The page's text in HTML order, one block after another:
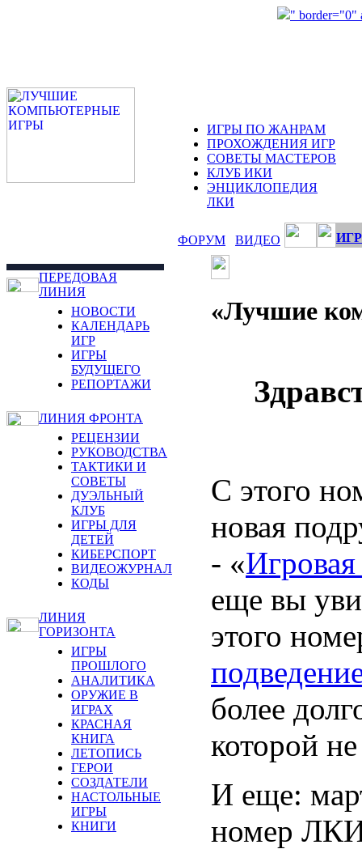
" border="0"
ИГРЫ ПО ЖАНРАМ
ПРОХОЖДЕНИЯ ИГР
СОВЕТЫ МАСТЕРОВ
КЛУБ ИКИ
ЭНЦИКЛОПЕДИЯ
ЛКИ
ФОРУМ ВИДЕО
ПЕРЕДОВАЯ
ЛИНИЯ
НОВОСТИ
КАЛЕНДАРЬ
ИГР
ИГРЫ
БУДУЩЕГО
РЕПОРТАЖИ
ЛИНИЯ ФРОНТА
РЕЦЕНЗИИ
РУКОВОДСТВА
ТАКТИКИ И
СОВЕТЫ
ДУЭЛЬНЫЙ
КЛУБ
ИГРЫ ДЛЯ
ДЕТЕЙ
КИБЕРСПОРТ
ВИДЕОЖУРНАЛ
КОДЫ
ЛИНИЯ
ГОРИЗОНТА
ИГРЫ
ПРОШЛОГО
АНАЛИТИКА
ОРУЖИЕ В
ИГРАХ
КРАСНАЯ
КНИГА
ЛЕТОПИСЬ
ГЕРОИ
СОЗДАТЕЛИ
НАСТОЛЬНЫЕ
ИГРЫ
КНИГИ
«Лучшие
С этого
новая
- «
еще вы
этого
более
которой
И еще:
номер ЛКИ